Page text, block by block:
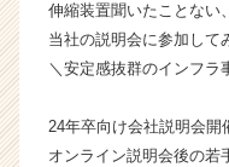
ー・
成
長
業
か
伸縮装置聞いたことない
当社の説明会に参加して
＼安定感抜群のインフラ
24年卒向け会社説明会
オンライン説明会後の